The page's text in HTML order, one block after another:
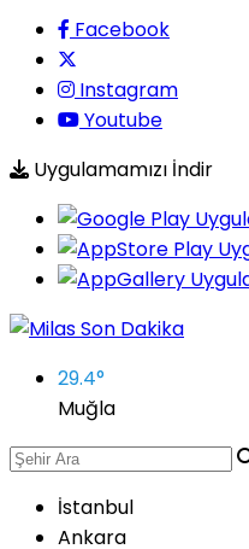
Facebook
Instagram
Youtube
Uygulamamızı İndir
29.4°
Muğla
İstanbul
Ankara